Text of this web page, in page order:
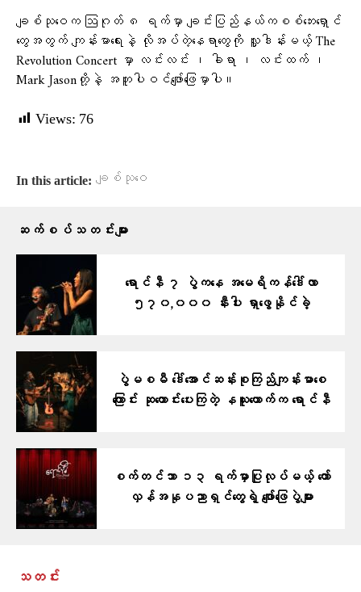
ချစ်သုဝေက ဩဂုတ် ၈ ရက်မှာ ချင်းပြည်နယ်ကစစ်ဘေးရှောင်
တွေအတွက် ကျန်းမာရေးနဲ့ လိုအပ်တဲ့နေရာတွေကို လှူဒါန်းမယ့် The
Revolution Concert မှာ လင်းလင်း ၊ ခါရာ ၊ လင်းထက် ၊
Mark Jasonတို့နဲ့ အတူပါဝင်ဖျော်ဖြေမှာပါ။
Views: 76
In this article: ချစ်သုဝေ
ဆက်စပ်သတင်းများ
ရောင်နီ ၇ ပွဲကနေ အမေရိကန်ဒေါ်လာ
၅၇၀,၀၀၀ နီးပါး ရှာဖွေနိုင်ခဲ့
ပွဲမစမီ ဒေါ်အောင်ဆန်းစုကြည်ကျန်းမာစေ
ကြောင်း ဆုတောင်းပေးကြတဲ့ နယူးယောက်က ရောင်နီ
စက်တင်ဘာ ၁၃ ရက်မှာပြုလုပ်မယ့် တော်
လှန်အနုပညာရှင်တွေရဲ့ ဖျော်ဖြေပွဲများ
သတင်း